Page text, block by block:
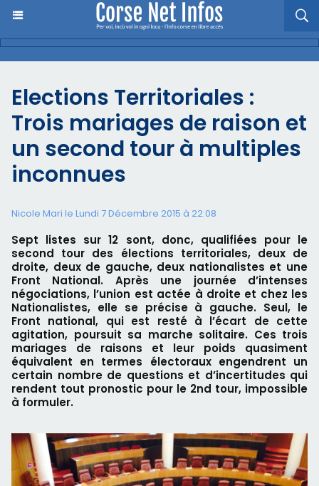
Elections Territoriales :
Trois mariages de raison et
un second tour à multiples
inconnues
Nicole Mari le Lundi 7 Décembre 2015 à 22:08
Sept listes sur 12 sont, donc, qualifiées pour le
second tour des élections territoriales, deux de
droite, deux de gauche, deux nationalistes et une
Front National. Après une journée d’intenses
négociations, l’union est actée à droite et chez les
Nationalistes, elle se précise à gauche. Seul, le
Front national, qui est resté à l’écart de cette
agitation, poursuit sa marche solitaire. Ces trois
mariages de raisons et leur poids quasiment
équivalent en termes électoraux engendrent un
certain nombre de questions et d’incertitudes qui
rendent tout pronostic pour le 2nd tour, impossible
à formuler.